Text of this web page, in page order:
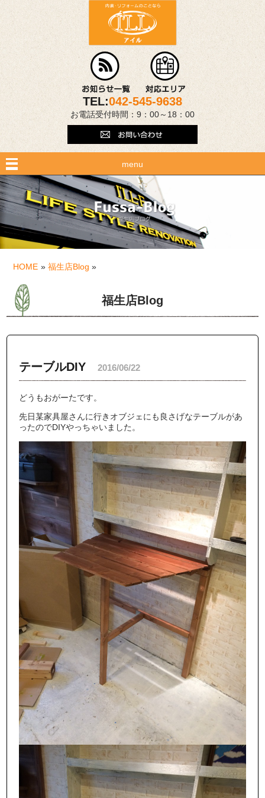
TEL:042-545-9638
お電話受付時間：9：00～18：00
menu
HOME »福生店Blog »
福生店Blog
テーブルDIY 2016/06/22
どうもおがーたです。
先日某家具屋さんに行きオブジェにも良さげなテーブルがあ
ったのでDIYやっちゃいました。